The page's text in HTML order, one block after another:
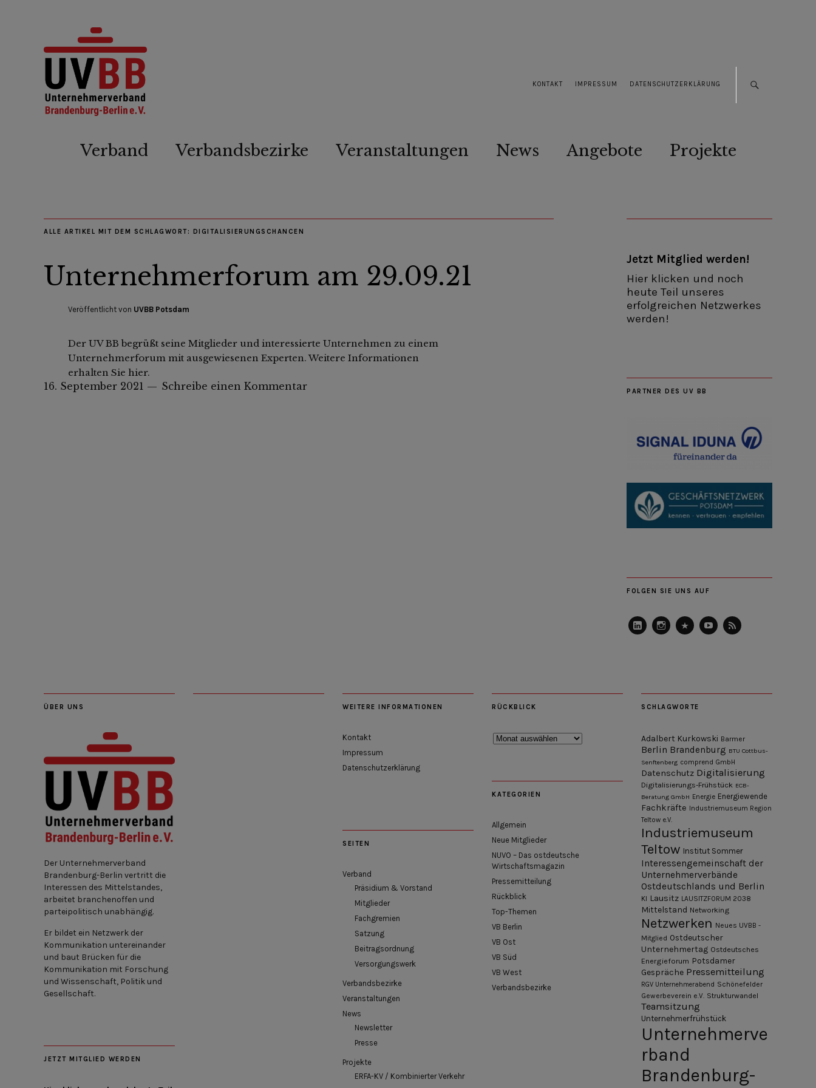
KONTAKT IMPRESSUM DATENSCHUTZERKLÄRUNG
Verband Verbandsbezirke Veranstaltungen News Angebote Projekte
ALLE ARTIKEL MIT DEM SCHLAGWORT: DIGITALISIERUNGSCHANCEN
Unternehmerforum am 29.09.21
Veröffentlicht von UVBB Potsdam
Der UV BB begrüßt seine Mitglieder und interessierte Unternehmen zu einem
Unternehmerforum mit ausgewiesenen Experten. Weitere Informationen
erhalten Sie hier.
16. September 2021 Schreibe einen Kommentar
Jetzt Mitglied werden!
Hier klicken und noch
heute Teil unseres
erfolgreichen Netzwerkes
werden!
PARTNER DES UV BB
FOLGEN SIE UNS AUF
ÜBER UNS
Der Unternehmerverband
Brandenburg-Berlin vertritt die
Interessen des Mittelstandes,
arbeitet branchenoffen und
parteipolitisch unabhängig.
Er bildet ein Netzwerk der
Kommunikation untereinander
und baut Brücken für die
Kommunikation mit Forschung
und Wissenschaft, Politik und
Gesellschaft.
JETZT MITGLIED WERDEN
WEITERE INFORMATIONEN
Kontakt
Impressum
Datenschutzerklärung
SEITEN
Verband
Präsidium & Vorstand
Mitglieder
Fachgremien
Satzung
Beitragsordnung
Versorgungswerk
Verbandsbezirke
Veranstaltungen
News
Newsletter
Presse
Projekte
ERFA-KV / Kombinierter Verkehr
RÜCKBLICK
Rückblick
KATEGORIEN
Allgemein
Neue Mitglieder
NUVO – Das ostdeutsche
Wirtschaftsmagazin
Pressemitteilung
Rückblick
Top-Themen
VB Berlin
VB Ost
VB Süd
VB West
Verbandsbezirke
SCHLAGWORTE
Adalbert Kurkowski Barmer
Berlin Brandenburg BTU Cottbus-
Senftenberg comprend GmbH
Datenschutz Digitalisierung
Digitalisierungs-Frühstück ECB-
Beratung GmbH Energie Energiewende
Fachkräfte Industriemuseum Region
Teltow e.V.
Industriemuseum
Teltow Institut Sommer
Interessengemeinschaft der
Unternehmerverbände
Ostdeutschlands und Berlin
KI Lausitz LAUSITZFORUM 2038
Mittelstand Networking
Netzwerken Neues UVBB -
Mitglied Ostdeutscher
Unternehmertag Ostdeutsches
Energieforum Potsdamer
Gespräche Pressemitteilung
RGV Unternehmerabend Schönefelder
Gewerbeverein e.V. Strukturwandel
Teamsitzung
Unternehmerfrühstück
Unternehmerve
rband
Brandenburg-